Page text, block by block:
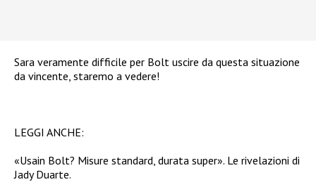
Sara veramente difficile per Bolt uscire da questa situazione
da vincente, staremo a vedere!
LEGGI ANCHE:
«Usain Bolt? Misure standard, durata super». Le rivelazioni di
Jady Duarte.